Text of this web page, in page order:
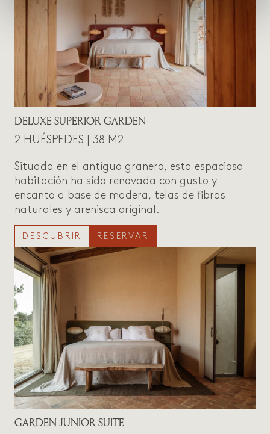
DELUXE SUPERIOR GARDEN
2 HUÉSPEDES | 38 M2
Situada en el antiguo granero, esta espaciosa
habitación ha sido renovada con gusto y
encanto a base de madera, telas de fibras
naturales y arenisca original.
DESCUBRIR RESERVAR
GARDEN JUNIOR SUITE